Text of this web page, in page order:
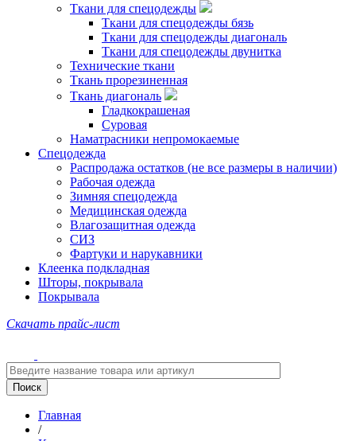
Ткани для спецодежды
Ткани для спецодежды бязь
Ткани для спецодежды диагональ
Ткани для спецодежды двунитка
Технические ткани
Ткань прорезиненная
Ткань диагональ
Гладкокрашеная
Суровая
Наматрасники непромокаемые
Спецодежда
Распродажа остатков (не все размеры в наличии)
Рабочая одежда
Зимняя спецодежда
Медицинская одежда
Влагозащитная одежда
СИЗ
Фартуки и нарукавники
Клеенка подкладная
Шторы, покрывала
Покрывала
Скачать прайс-лист
Главная
/